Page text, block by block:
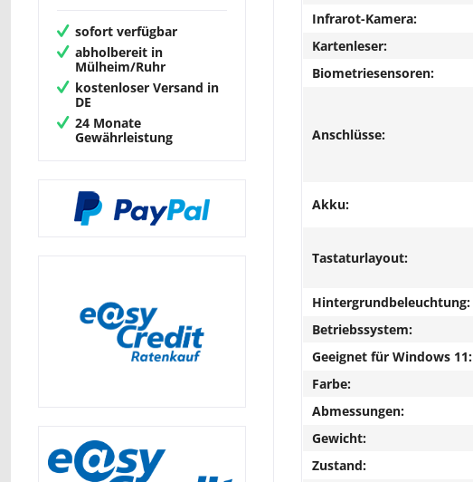
sofort verfügbar
abholbereit in
Mülheim/Ruhr
kostenloser Versand in
DE
24 Monate
Gewährleistung
Infrarot-Kamera:
Kartenleser:
Biometriesensoren:
Anschlüsse:
Akku:
Tastaturlayout:
Hintergrundbeleuchtung:
Betriebssystem:
Geeignet für Windows 11:
Farbe:
Abmessungen:
Gewicht:
Zustand: